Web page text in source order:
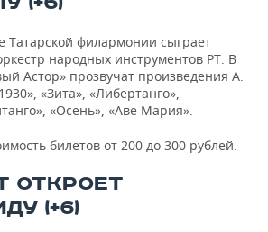
Татарской филармонии сыграет
народных инструментов РТ. В
Астор» прозвучат произведения А.
«Зита», «Либертанго»,
«Осень», «Аве Мария».
билетов от 200 до 300 рублей.
ОТКРОЕТ
(+6)